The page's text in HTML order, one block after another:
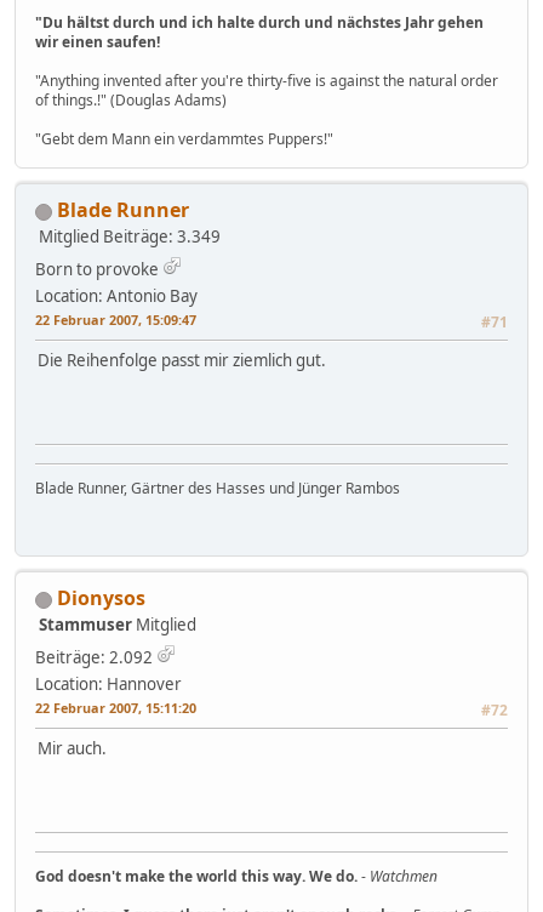
"Du hältst durch und ich halte durch und nächstes Jahr gehen
wir einen saufen!
"Anything invented after you're thirty-five is against the natural order
of things.!" (Douglas Adams)
"Gebt dem Mann ein verdammtes Puppers!"
Blade Runner
Mitglied Beiträge: 3.349
Born to provoke
Location: Antonio Bay
22 Februar 2007, 15:09:47 #71
Die Reihenfolge passt mir ziemlich gut.
Blade Runner, Gärtner des Hasses und Jünger Rambos
Dionysos
Stammuser Mitglied
Beiträge: 2.092
Location: Hannover
22 Februar 2007, 15:11:20 #72
Mir auch.
God doesn't make the world this way. We do.- Watchmen